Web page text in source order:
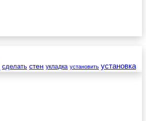
сделать стен укладка установить установка